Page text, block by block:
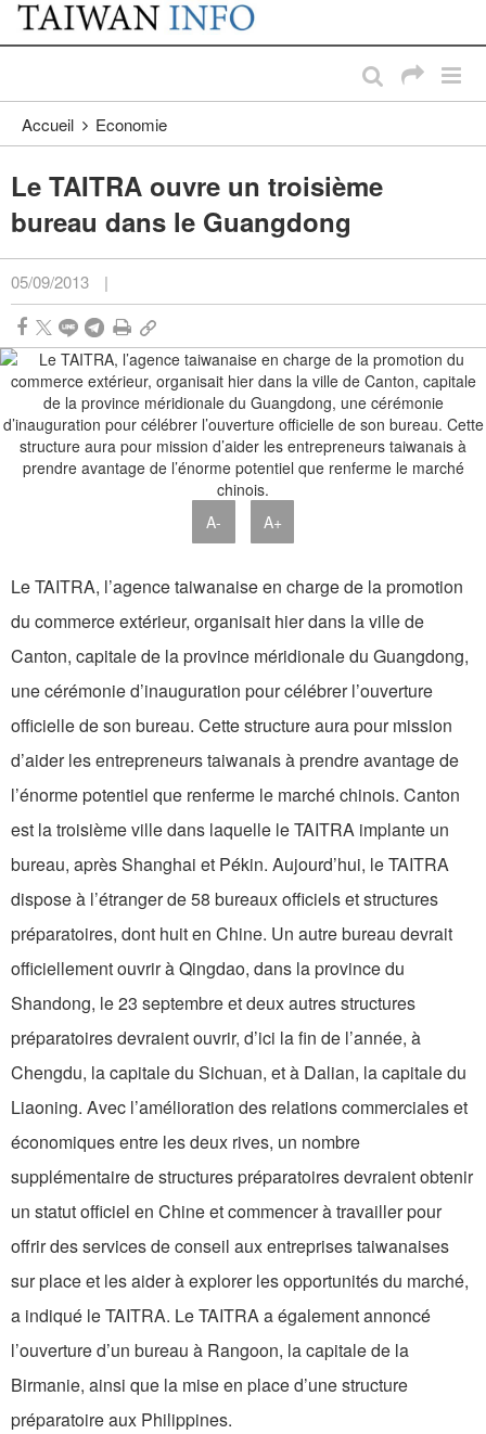
Passer au contenu principal
:::
Accueil Economie
Le TAITRA ouvre un troisième
bureau dans le Guangdong
05/09/2013 |
A- A+
Le TAITRA, l’agence taiwanaise en charge de la promotion
du commerce extérieur, organisait hier dans la ville de
Canton, capitale de la province méridionale du Guangdong,
une cérémonie d’inauguration pour célébrer l’ouverture
officielle de son bureau. Cette structure aura pour mission
d’aider les entrepreneurs taiwanais à prendre avantage de
l’énorme potentiel que renferme le marché chinois. Canton
est la troisième ville dans laquelle le TAITRA implante un
bureau, après Shanghai et Pékin. Aujourd’hui, le TAITRA
dispose à l’étranger de 58 bureaux officiels et structures
préparatoires, dont huit en Chine. Un autre bureau devrait
officiellement ouvrir à Qingdao, dans la province du
Shandong, le 23 septembre et deux autres structures
préparatoires devraient ouvrir, d’ici la fin de l’année, à
Chengdu, la capitale du Sichuan, et à Dalian, la capitale du
Liaoning. Avec l’amélioration des relations commerciales et
économiques entre les deux rives, un nombre
supplémentaire de structures préparatoires devraient obtenir
un statut officiel en Chine et commencer à travailler pour
offrir des services de conseil aux entreprises taiwanaises
sur place et les aider à explorer les opportunités du marché,
a indiqué le TAITRA. Le TAITRA a également annoncé
l’ouverture d’un bureau à Rangoon, la capitale de la
Birmanie, ainsi que la mise en place d’une structure
préparatoire aux Philippines.